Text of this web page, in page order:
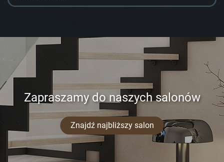
Zapraszamy do naszych salonów
Znajdź najbliższy salon